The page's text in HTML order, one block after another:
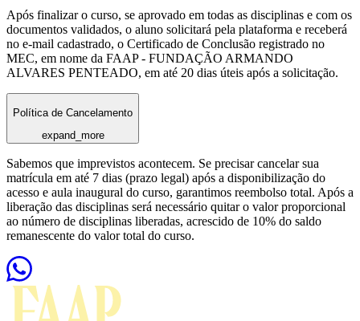
Após finalizar o curso, se aprovado em todas as disciplinas e com os
documentos validados, o aluno solicitará pela plataforma e receberá
no e-mail cadastrado, o Certificado de Conclusão registrado no
MEC, em nome da FAAP - FUNDAÇÃO ARMANDO
ALVARES PENTEADO, em até 20 dias úteis após a solicitação.
Política de Cancelamento
expand_more
Sabemos que imprevistos acontecem. Se precisar cancelar sua
matrícula em até 7 dias (prazo legal) após a disponibilização do
acesso e aula inaugural do curso, garantimos reembolso total. Após a
liberação das disciplinas será necessário quitar o valor proporcional
ao número de disciplinas liberadas, acrescido de 10% do saldo
remanescente do valor total do curso.